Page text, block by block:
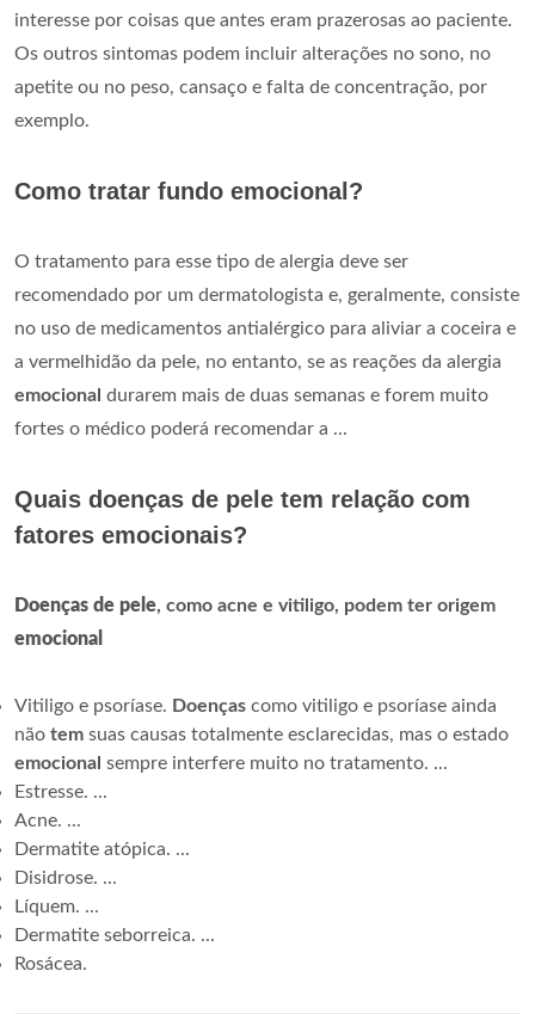
interesse por coisas que antes eram prazerosas ao paciente.
Os outros sintomas podem incluir alterações no sono, no
apetite ou no peso, cansaço e falta de concentração, por
exemplo.
Como tratar fundo emocional?
O tratamento para esse tipo de alergia deve ser
recomendado por um dermatologista e, geralmente, consiste
no uso de medicamentos antialérgico para aliviar a coceira e
a vermelhidão da pele, no entanto, se as reações da alergia
emocional durarem mais de duas semanas e forem muito
fortes o médico poderá recomendar a ...
Quais doenças de pele tem relação com
fatores emocionais?
Doenças de pele, como acne e vitiligo, podem ter origem
emocional
Vitiligo e psoríase. Doenças como vitiligo e psoríase ainda
não tem suas causas totalmente esclarecidas, mas o estado
emocional sempre interfere muito no tratamento. ...
Estresse. ...
Acne. ...
Dermatite atópica. ...
Disidrose. ...
Líquem. ...
Dermatite seborreica. ...
Rosácea.